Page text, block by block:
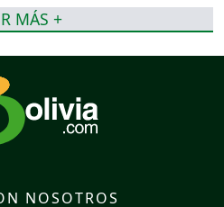
MÁS +
NOSOTROS